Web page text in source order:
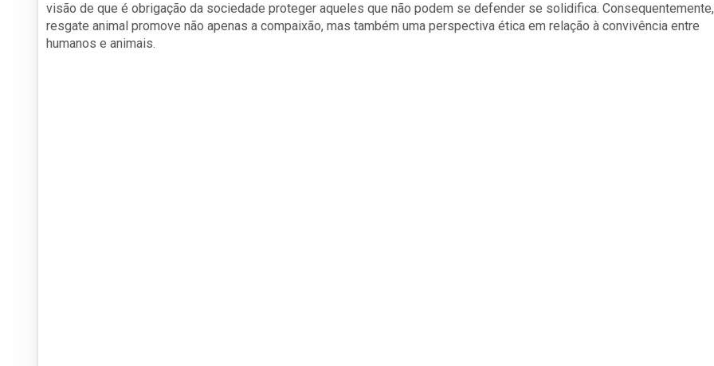
visão de que é obrigação da sociedade proteger aqueles que não podem se defender se solidifica.
resgate animal promove não apenas a compaixão, mas também uma perspectiva ética em relação à convivência entre
humanos e animais.